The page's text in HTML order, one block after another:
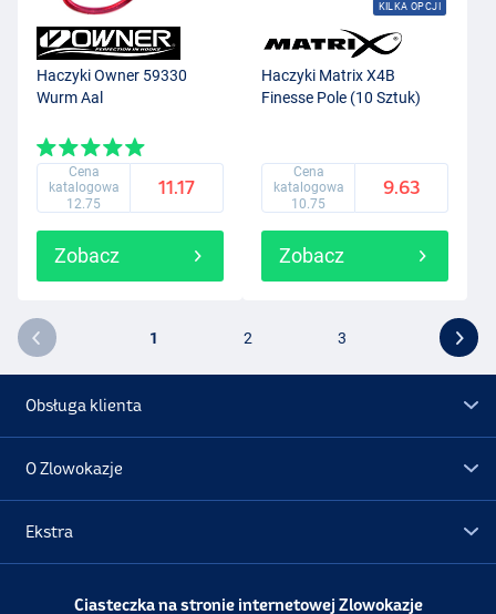
Haczyki Owner 59330
Wurm Aal
Cena
katalogowa
12.75
11.17
Zobacz
KILKA OPCJI
Haczyki Matrix X4B
Finesse Pole (10 Sztuk)
Cena
katalogowa
10.75
9.63
Zobacz
1 2 3
Obsługa klienta
O Zlowokazje
Ekstra
Promocje
Ciasteczka na stronie internetowej Zlowokazje